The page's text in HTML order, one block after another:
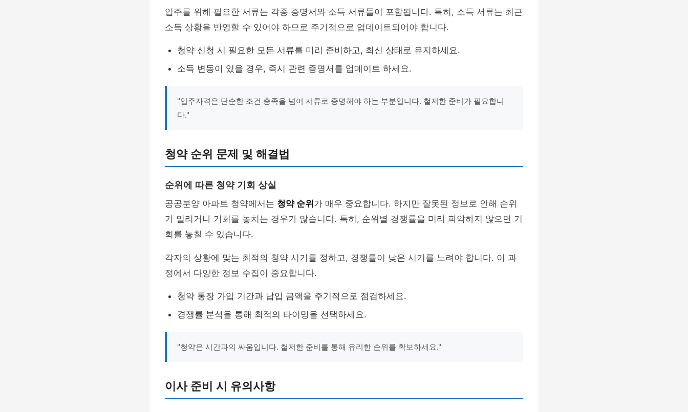
입주를 위해 필요한 서류는 각종 증명서와 소득 서류들이 포함됩니다. 특히, 소득 서류는 최근
소득 상황을 반영할 수 있어야 하므로 주기적으로 업데이트되어야 합니다.
청약 신청 시 필요한 모든 서류를 미리 준비하고, 최신 상태로 유지하세요.
소득 변동이 있을 경우, 즉시 관련 증명서를 업데이트 하세요.
"입주자격은 단순한 조건 충족을 넘어 서류로 증명해야 하는 부분입니다. 철저한 준비가 필요합니
다."
청약 순위 문제 및 해결법
순위에 따른 청약 기회 상실
공공분양 아파트 청약에서는 청약 순위 가 매우 중요합니다. 하지만 잘못된 정보로 인해 순위
가 밀리거나 기회를 놓치는 경우가 많습니다. 특히, 순위별 경쟁률을 미리 파악하지 않으면 기
회를 놓칠 수 있습니다.
각자의 상황에 맞는 최적의 청약 시기를 정하고, 경쟁률이 낮은 시기를 노려야 합니다. 이 과
정에서 다양한 정보 수집이 중요합니다.
청약 통장 가입 기간과 납입 금액을 주기적으로 점검하세요.
경쟁률 분석을 통해 최적의 타이밍을 선택하세요.
"청약은 시간과의 싸움입니다. 철저한 준비를 통해 유리한 순위를 확보하세요."
이사 준비 시 유의사항